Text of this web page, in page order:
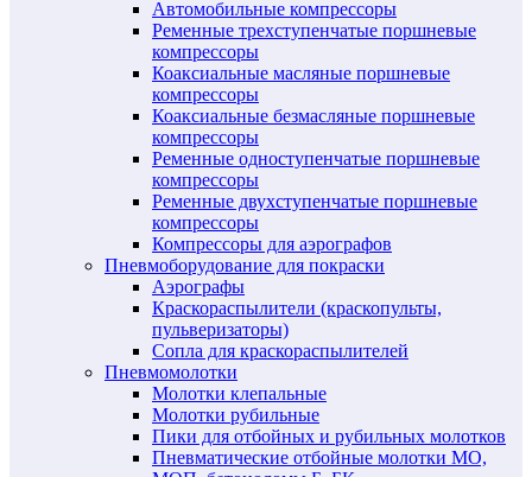
Автомобильные компрессоры
Ременные трехступенчатые поршневые
компрессоры
Коаксиальные масляные поршневые
компрессоры
Коаксиальные безмасляные поршневые
компрессоры
Ременные одноступенчатые поршневые
компрессоры
Ременные двухступенчатые поршневые
компрессоры
Компрессоры для аэрографов
Пневмоборудование для покраски
Аэрографы
Краскораспылители (краскопульты,
пульверизаторы)
Сопла для краскораспылителей
Пневмомолотки
Молотки клепальные
Молотки рубильные
Пики для отбойных и рубильных молотков
Пневматические отбойные молотки МО,